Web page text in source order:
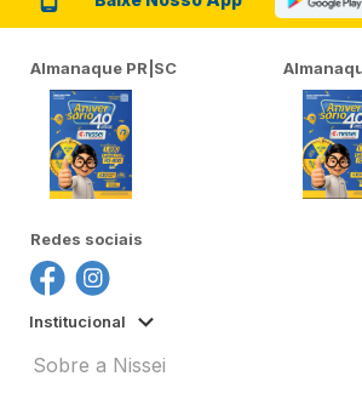
Almanaque PR|SC
Redes sociais
Institucional
Sobre a Nissei